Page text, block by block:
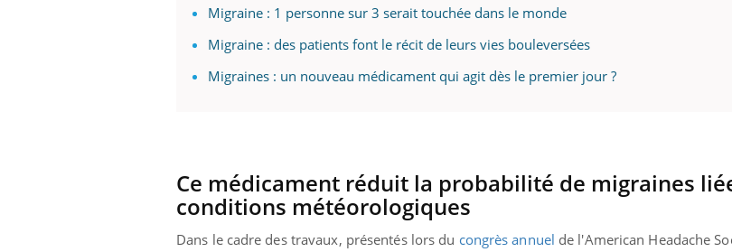
Migraine : 1 personne sur 3 serait touchée dans le monde
Migraine : des patients font le récit de leurs vies bouleversées
Migraines : un nouveau médicament qui agit dès le premier jour ?
Ce médicament réduit la probabilité de migraines
conditions météorologiques
Dans le cadre des travaux, présentés lors du congrès annuel de l'American Headache